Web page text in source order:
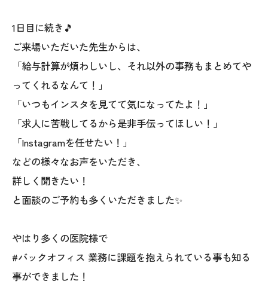
1日目に続き🎵
ご来場いただいた先生からは、
「給与計算が煩わしいし、それ以外の事務もまとめてや
ってくれるなんて！」
「いつもインスタを見てて気になってたよ！」
「求人に苦戦してるから是非手伝ってほしい！」
「Instagramを任せたい！」
などの様々なお声をいただき、
詳しく聞きたい！
と面談のご予約も多くいただきました✨
やはり多くの医院様で
#バックオフィス 業務に課題を抱えられている事も知る
事ができました！